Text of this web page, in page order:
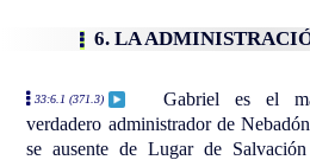
6. LA
33:6.1 (371.3)
Gabriel es el
verdadero administrador de
se ausente de Lugar de